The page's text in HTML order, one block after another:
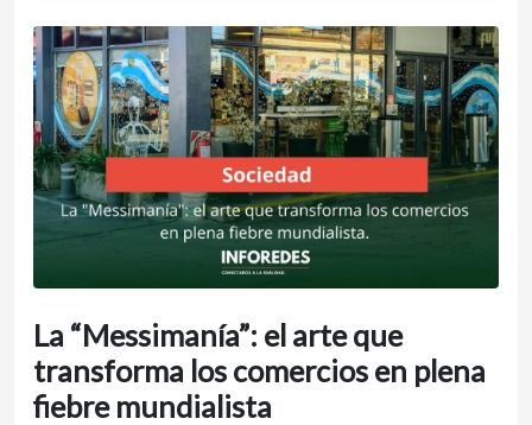
La “Messimanía”: el arte que
transforma los comercios en plena
fiebre mundialista